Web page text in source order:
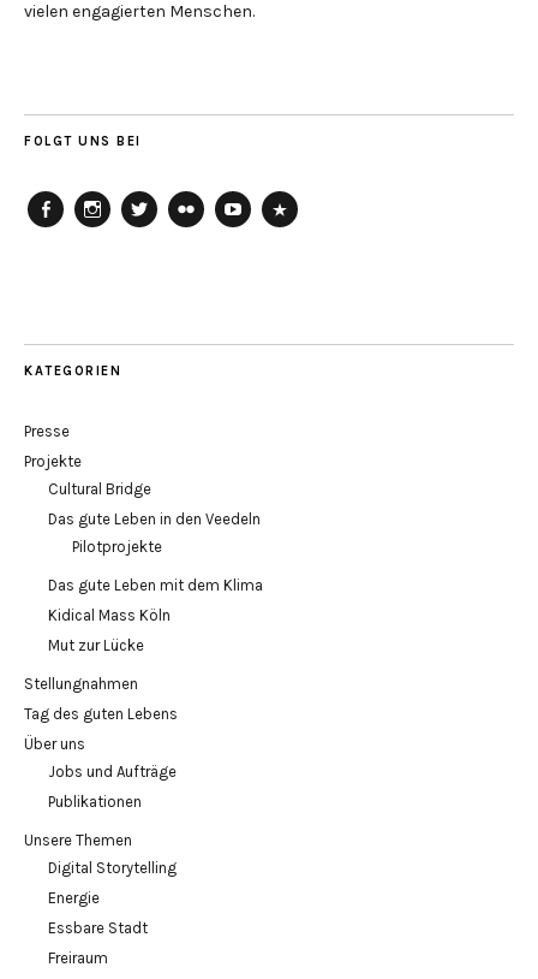
vielen engagierten Menschen.
FOLGT UNS BEI
KATEGORIEN
Presse
Projekte
Cultural Bridge
Das gute Leben in den Veedeln
Pilotprojekte
Das gute Leben mit dem Klima
Kidical Mass Köln
Mut zur Lücke
Stellungnahmen
Tag des guten Lebens
Über uns
Jobs und Aufträge
Publikationen
Unsere Themen
Digital Storytelling
Energie
Essbare Stadt
Freiraum